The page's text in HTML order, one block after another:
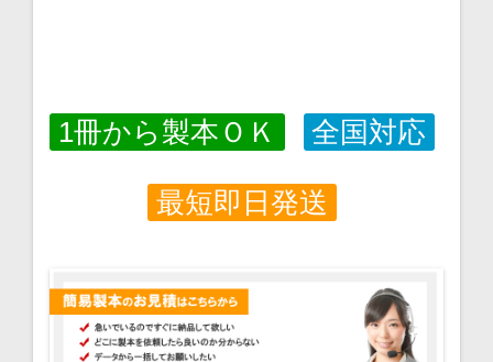
1冊から製本ＯＫ 全国対応
最短即日発送